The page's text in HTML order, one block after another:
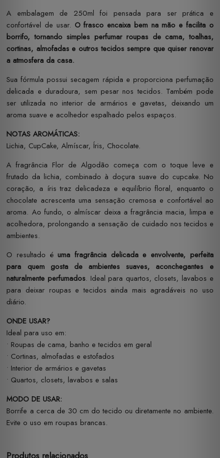
A embalagem de 250ml foi pensada para ser prática e
confortável de usar. O frasco encaixa bem na mão e facilita o
borrifo, tornando simples perfumar roupas de cama, toalhas,
cortinas, almofadas e outros tecidos sempre que quiser renovar
a atmosfera da casa.
Sua fórmula possui secagem rápida e proporciona perfumação
delicada e duradoura, sem pesar nos tecidos. Também pode
ser utilizada no interior de armários e gavetas, deixando um
aroma suave e acolhedor espalhado pelos espaços.
NOTAS AROMÁTICAS:
Lichia, CupCake, Almíscar, Íris, Chocolate.
A fragrância Flor de Algodão começa com o toque leve e
frutado da lichia, combinado à doçura suave do cupcake. No
coração, a íris traz delicadeza e equilíbrio floral, enquanto o
chocolate acrescenta uma sensação cremosa e confortável ao
aroma. Ao fundo, o almíscar deixa a fragrância macia, limpa e
acolhedora, prolongando a sensação de cuidado nos tecidos e
ambientes.
O resultado é uma fragrância delicada e envolvente, perfeita
para quem gosta de ambientes suaves, aconchegantes e
naturalmente perfumados. Ideal para quartos, closets, lavabos e
para deixar roupas e tecidos ainda mais agradáveis no uso
diário.
ONDE USAR?
Ideal para uso em:
• Roupas de cama, banho e tecidos em geral
• Cortinas, almofadas e estofados
• Interior de armários e gavetas
• Quartos, closets, lavabos e salas
MODO DE USAR:
Borrife a cerca de 30 cm do tecido ou diretamente no ambiente.
Evite o uso em roupas brancas.